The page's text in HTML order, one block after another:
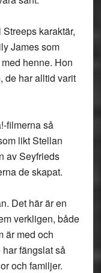
karaktär,
James som
henne. Hon
de har alltid varit
filmerna så
likt Stellan
av Seyfrieds
de skapat.
Det här är en
verkligen, både
är med och
fängslat så
och familjer.